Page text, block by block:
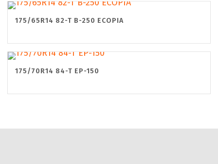
175/65R14 82-T B-250 ECOPIA
175/70R14 84-T EP-150